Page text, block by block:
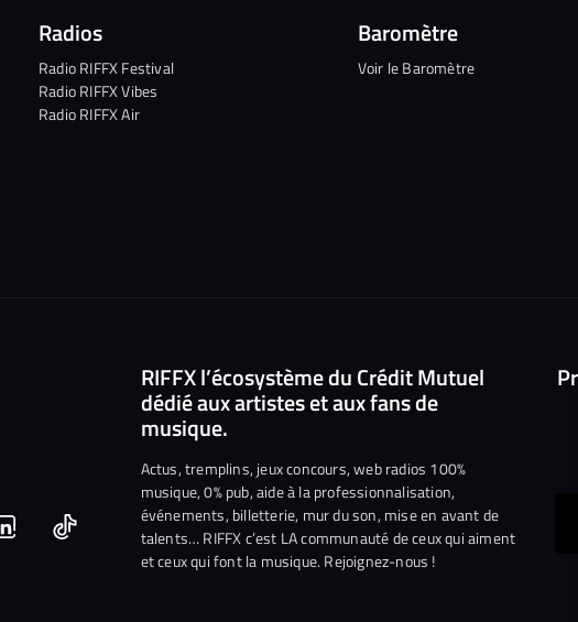
Radios
Radio RIFFX Festival
Radio RIFFX Vibes
Radio RIFFX Air
Baromètre
Voir le Baromètre
Nous Nous
RIFFX l’écosystème du Crédit Mutuel
dédié aux artistes et aux fans de
musique.
Actus, tremplins, jeux concours, web radios 100%
musique, 0% pub, aide à la professionnalisation,
événements, billetterie, mur du son, mise en avant de
talents… RIFFX c’est LA communauté de ceux qui aiment
et ceux qui font la musique. Rejoignez-nous !